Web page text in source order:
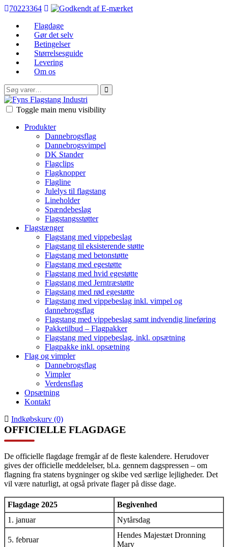
70223364
Flagdage
Gør det selv
Betingelser
Størrelsesguide
Levering
Om os
Søg
efter:
FFI
Toggle main menu visibility
Produkter
Dannebrogsflag
Dannebrogsvimpel
DK Stander
Flagclips
Flagknopper
Flagline
Julelys til flagstang
Lineholder
Spændebeslag
Flagstangsstøtter
Flagstænger
Flagstang med vippebeslag
Flagstang til eksisterende støtte
Flagstang med betonstøtte
Flagstang med egestøtte
Flagstang med hvid egestøtte
Flagstang med Jerntræstøtte
Flagstang med rød egestøtte
Flagstang med vippebeslag inkl. vimpel og
dannebrogsflag
Flagstang med vippebeslag samt indvendig lineføring
Pakketilbud – Flagpakker
Flagstang med vippebeslag, inkl. opsætning
Flagpakke inkl. opsætning
Flag og vimpler
Dannebrogsflag
Vimpler
Verdensflag
Opsætning
Kontakt
Indkøbskurv (0)
OFFICIELLE FLAGDAGE
De officielle flagdage fremgår af de fleste kalendere. Herudover
gives der officielle meddelelser, bl.a. gennem dagspressen – om
flagning fra statens bygninger og skibe ved særlige lejligheder. Det
vil være naturligt, at også private flager på disse dage.
Flagdage 2025
Begivenhed
1. januar
Nytårsdag
5. februar
Hendes Majestæt Dronning
Mary